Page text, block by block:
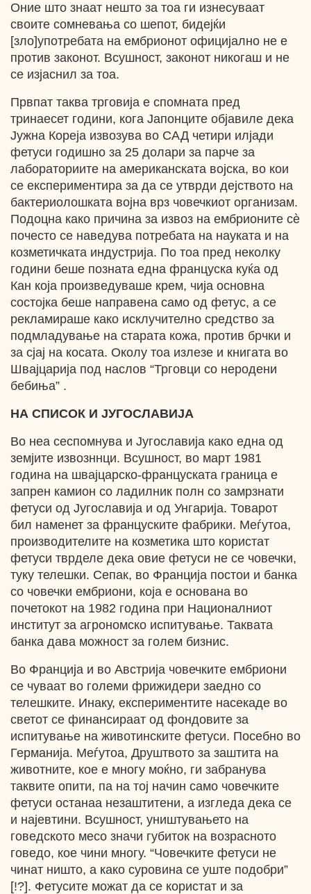
Оние што знаат нешто за тоа ги изнесуваат
своите сомневања со шепот, бидејќи
[зло]употребата на ембрионот официјално не е
против законот. Всушност, законот никогаш и не
се изјаснил за тоа.
Првпат таква трговија е спомната пред
тринаесет години, кога Јапонците објавиле дека
Јужна Кореја извозува во САД четири илјади
фетуси годишно за 25 долари за парче за
лабораториите на американската војска, во кои
се експериментира за да се утврди дејството на
бактериолошката војна врз човечкиот организам.
Подоцна како причина за извоз на ембрионите сѐ
почесто се наведува потребата на науката и на
козметичката индустрија. По тоа пред неколку
години беше позната една француска куќа од
Кан која произведуваше крем, чија основна
состојка беше направена само од фетус, а се
рекламираше како исклучително средство за
подмладување на старата кожа, против брчки и
за сјај на косата. Околу тоа излезе и книгата во
Швајцарија под наслов “Трговци со неродени
бебиња” .
НА СПИСОК И ЈУГОСЛАВИЈА
Во неа сеспомнува и Југославија како една од
земјите извозннци. Всушност, во март 1981
година на швајцарско-француската граница е
запрен камион со ладилник полн со замрзнати
фетуси од Југославија и од Унгарија. Товарот
бил наменет за француските фабрики. Меѓутоа,
производителите на козметика што користат
фетуси тврделе дека овие фетуси не се човечки,
туку телешки. Сепак, во Франција постои и банка
со човечки ембриони, која е основана во
почетокот на 1982 година при Националниот
институт за агрономско испитување. Таквата
банка дава можност за голем бизнис.
Во Франција и во Австрија човечките ембриони
се чуваат во големи фрижидери заедно со
телешките. Инаку, експериментите насекаде во
светот се финансираат од фондовите за
испитување на животинските фетуси. Посебно во
Германија. Меѓутоа, Друштвото за заштита на
животните, кое е многу моќно, ги забранува
таквите опити, па на тој начин само човечките
фетуси останаа незаштитени, а изгледа дека се
и најевтини. Всушност, уништувањето на
говедското месо значи губиток на возрасното
говедо, кое чини многу. “Човечките фетуси не
чинат ништо, а како суровина се уште подобри”
[!?]. Фетусите можат да се користат и за